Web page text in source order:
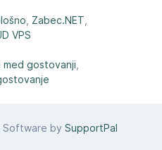
Zabec.NET
VPS
med gostovanji
Software by SupportPal